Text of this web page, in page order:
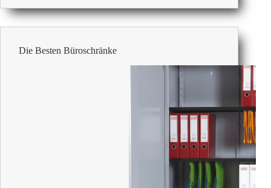
Geldscheinprüfgerät
Im
Test
Die Besten Büroschränke